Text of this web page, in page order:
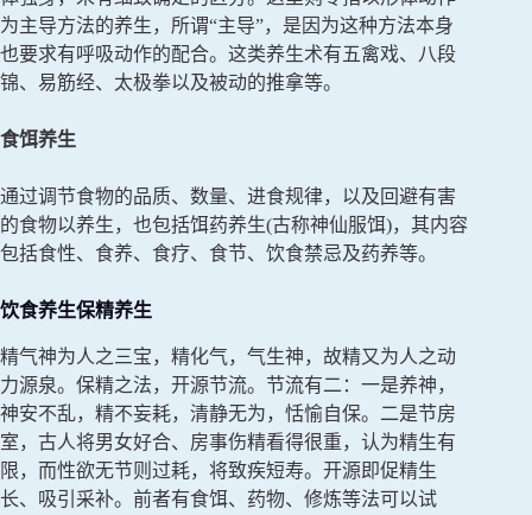
为主导方法的养生，所谓“主导”，是因为这种方法本身
也要求有呼吸动作的配合。这类养生术有五禽戏、八段
锦、易筋经、太极拳以及被动的推拿等。
食饵养生
通过调节食物的品质、数量、进食规律，以及回避有害
的食物以养生，也包括饵药养生(古称神仙服饵)，其内容
包括食性、食养、食疗、食节、饮食禁忌及药养等。
饮食养生保精养生
精气神为人之三宝，精化气，气生神，故精又为人之动
力源泉。保精之法，开源节流。节流有二：一是养神，
神安不乱，精不妄耗，清静无为，恬愉自保。二是节房
室，古人将男女好合、房事伤精看得很重，认为精生有
限，而性欲无节则过耗，将致疾短寿。开源即促精生
长、吸引采补。前者有食饵、药物、修炼等法可以试